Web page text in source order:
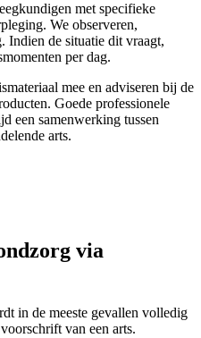
met specifieke
We observeren,
Indien de situatie dit vraagt,
per dag.
mee en adviseren bij de
Goede professionele
een samenwerking tussen
arts.
via
in de meeste gevallen volledig
van een arts.